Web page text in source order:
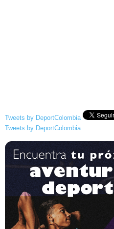
Tweets by DeportColombia
Tweets by DeportColombia